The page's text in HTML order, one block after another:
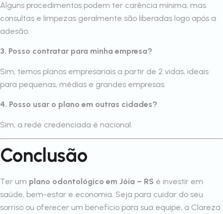
Alguns procedimentos podem ter carência mínima, mas
consultas e limpezas geralmente são liberadas logo após a
adesão.
3. Posso contratar para minha empresa?
Sim, temos planos empresariais a partir de 2 vidas, ideais
para pequenas, médias e grandes empresas.
4. Posso usar o plano em outras cidades?
Sim, a rede credenciada é nacional.
Conclusão
Ter um plano odontológico em Jóia – RS é investir em
saúde, bem-estar e economia. Seja para cuidar do seu
sorriso ou oferecer um benefício para sua equipe, a Clareza